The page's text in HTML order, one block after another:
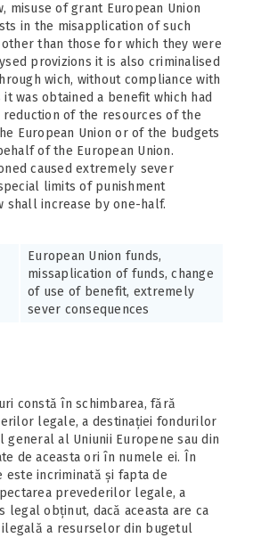
misuse of grant European Union
in the misapplication of such
than those for which they were
provizions it is also criminalised
wich, without compliance with
was obtained a benefit which had
of the resources of the
European Union or of the budgets
of the European Union.
caused extremely sever
limits of punishment
shall increase by one-half.
European Union funds,
missaplication of funds, change
of use of benefit, extremely
sever consequences
constă în schimbarea, fără
legale, a destinației fondurilor
al Uniunii Europene sau din
de aceasta ori în numele ei. În
este incriminată și fapta de
prevederilor legale, a
legal obținut, dacă aceasta are ca
a resurselor din bugetul